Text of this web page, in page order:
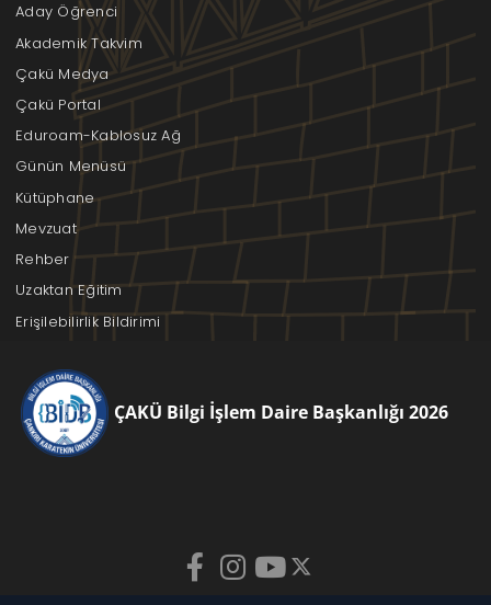
Aday Öğrenci
Akademik Takvim
Çakü Medya
Çakü Portal
Eduroam-Kablosuz Ağ
Günün Menüsü
Kütüphane
Mevzuat
Rehber
Uzaktan Eğitim
Erişilebilirlik Bildirimi
ÇAKÜ Bilgi İşlem Daire Başkanlığı 2026